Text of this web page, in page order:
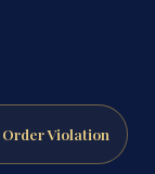
Violation